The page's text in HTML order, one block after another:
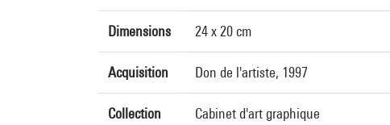
Dimensions 24 x 20 cm
Acquisition Don de l'artiste, 1997
Collection
Cabinet d'art graphique